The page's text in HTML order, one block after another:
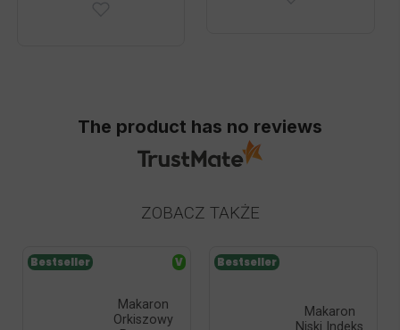
The product has no reviews
ZOBACZ TAKŻE
Makaron
Orkiszowy
Bestseller V
Makaron
Bestseller